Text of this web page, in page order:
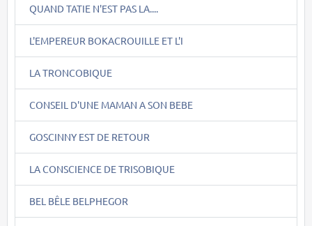
QUAND TATIE N'EST PAS LA....
L'EMPEREUR BOKACROUILLE ET L'I
LA TRONCOBIQUE
CONSEIL D'UNE MAMAN A SON BEBE
GOSCINNY EST DE RETOUR
LA CONSCIENCE DE TRISOBIQUE
BEL BÊLE BELPHEGOR